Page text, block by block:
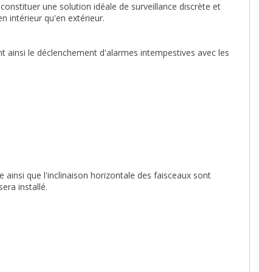
une solution idéale de surveillance discrète et
intérieur qu'en extérieur.
le déclenchement d'alarmes intempestives avec les
que l'inclinaison horizontale des faisceaux sont
installé.